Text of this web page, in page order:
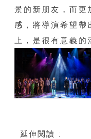
景的新朋友，而更
感，將導演希望帶
上，是很有意義的
延伸閱讀 :